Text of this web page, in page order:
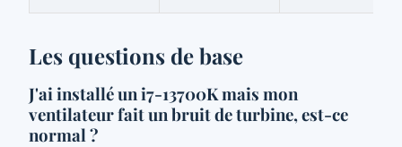
Les questions de base
J'ai installé un i7-13700K mais mon
ventilateur fait un bruit de turbine, est-ce
normal ?